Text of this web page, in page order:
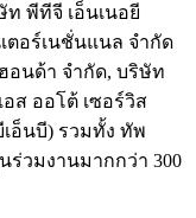
พีทีจี เอ็นเนอยี
ตอร์เนชั่นแนล จำกัด
อนด้า จำกัด, บริษัท
อส ออโต้ เซอร์วิส
เอ็นบี) รวมทั้ง ทัพ
วมงานมากกว่า 300